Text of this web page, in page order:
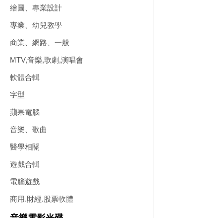
繪圖、專業設計
專業、幼兒教學
商業、網路、一般
MTV,音樂,歌劇,演唱會
軟體合輯
字型
蘋果電腦
音樂、歌曲
醫學相關
遊戲合輯
電腦遊戲
商用.財經.股票軟體